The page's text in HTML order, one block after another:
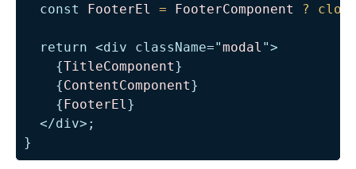
const
FooterEl = FooterComponent ?
return <div className="modal ">
{TitleComponent}
{ContentComponent}
{FooterEl}
</div> ;
}